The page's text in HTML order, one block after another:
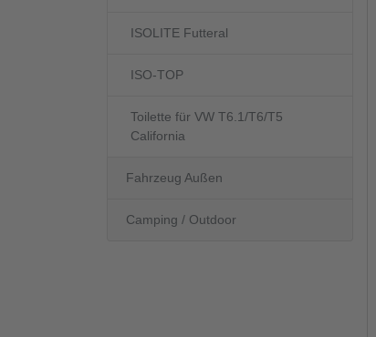
ISOLITE Futteral
ISO-TOP
Toilette für VW T6.1/T6/T5
California
Fahrzeug Außen
Camping / Outdoor